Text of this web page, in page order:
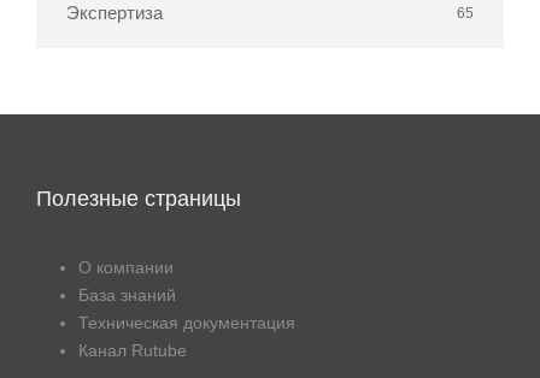
Экспертиза 65
Полезные страницы
О компании
База знаний
Техническая документация
Канал Rutube